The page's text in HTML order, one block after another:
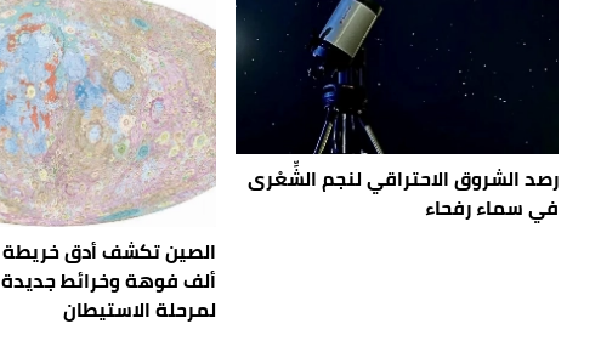
رصد الشروق الاحتراقي لنجم الشِّعْرى
في سماء رفحاء
ألف فوهة وخرائط
لمرحلة الاستيطان